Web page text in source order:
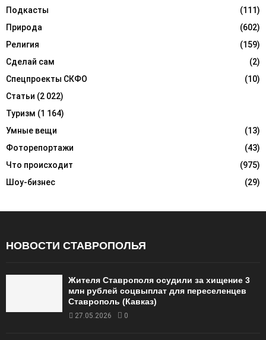
Подкасты
(111)
Природа
(602)
Религия
(159)
Сделай сам
(2)
Спецпроекты СКФО
(10)
Статьи (2 022)
Туризм (1 164)
Умные вещи
(13)
Фоторепортажи
(43)
Что происходит
(975)
Шоу-бизнес
(29)
НОВОСТИ СТАВРОПОЛЬЯ
Жителя Ставрополя осудили за хищение 3
млн рублей соцвыплат для переселенцев
Ставрополь (Кавказ)
27.05.2026 0